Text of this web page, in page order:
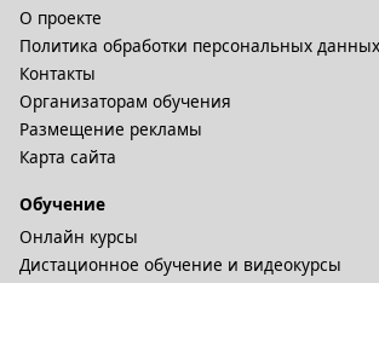
О проекте
Политика обработки персональных данных
Контакты
Организаторам обучения
Размещение рекламы
Карта сайта
Обучение
Онлайн курсы
Дистационное обучение и видеокурсы